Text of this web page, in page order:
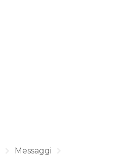
Messaggi